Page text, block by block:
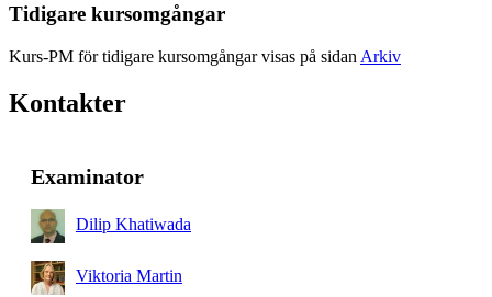
Tidigare kursomgångar
Kurs-PM för tidigare kursomgångar visas på sidan Arkiv
Kontakter
Examinator
Dilip Khatiwada
Viktoria Martin